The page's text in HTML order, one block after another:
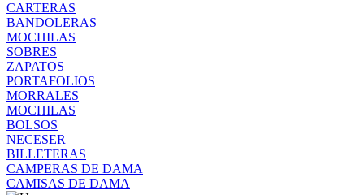
CARTERAS
BANDOLERAS
MOCHILAS
SOBRES
ZAPATOS
PORTAFOLIOS
MORRALES
MOCHILAS
BOLSOS
NECESER
BILLETERAS
CAMPERAS DE DAMA
CAMISAS DE DAMA